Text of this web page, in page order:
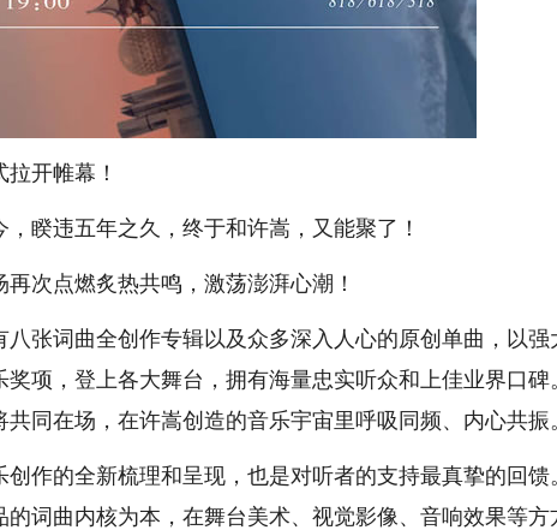
开帷幕！
违五年之久，终于和许嵩，又能聚了！
次点燃炙热共鸣，激荡澎湃心潮！
词曲全创作专辑以及众多深入人心的原创单曲，以强
项，登上各大舞台，拥有海量忠实听众和上佳业界口碑
同在场，在许嵩创造的音乐宇宙里呼吸同频、内心共振
的全新梳理和呈现，也是对听者的支持最真挚的回馈
词曲内核为本，在舞台美术、视觉影像、音响效果等方